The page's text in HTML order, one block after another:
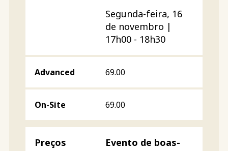
Segunda-feira, 16
de novembro |
17h00 - 18h30
69.00
69.00
Evento de boas-